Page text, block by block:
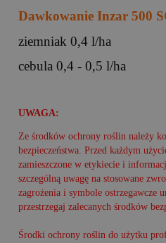
Dawkowanie Inzar 500
ziemniak 0,4 l/ha
cebula 0,4 - 0,5 l/ha
UWAGA:
Ze środków ochrony roślin należy
bezpieczeństwa. Przed każdym
zamieszczone w etykiecie i
szczególną uwagę na stosowane
zagrożenia i symbole ostrzegawcze
przestrzegaj zalecanych środków
Środki ochrony roślin do użytku